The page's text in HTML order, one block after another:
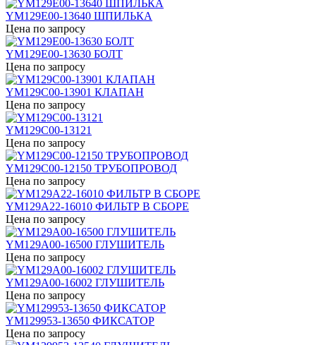
YM129E00-13640 ШПИЛЬКА
Цена по запросу
YM129E00-13630 БОЛТ
Цена по запросу
YM129C00-13901 КЛАПАН
Цена по запросу
YM129C00-13121
Цена по запросу
YM129C00-12150 ТРУБОПРОВОД
Цена по запросу
YM129A22-16010 ФИЛЬТР В СБОРЕ
Цена по запросу
YM129A00-16500 ГЛУШИТЕЛЬ
Цена по запросу
YM129A00-16002 ГЛУШИТЕЛЬ
Цена по запросу
YM129953-13650 ФИКСАТОР
Цена по запросу